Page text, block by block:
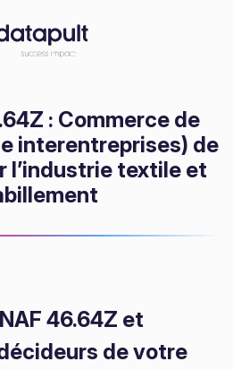
: Commerce de
interentreprises) de
l’industrie textile et
46.64Z et
de votre